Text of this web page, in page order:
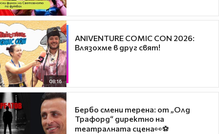
08:16
ANIVENTURE COMIC CON 2026:
Влязохме в друг свят!
Бербо смени терена: от „Олд
Трафорд“ директно на
театралната сцена👀⚽